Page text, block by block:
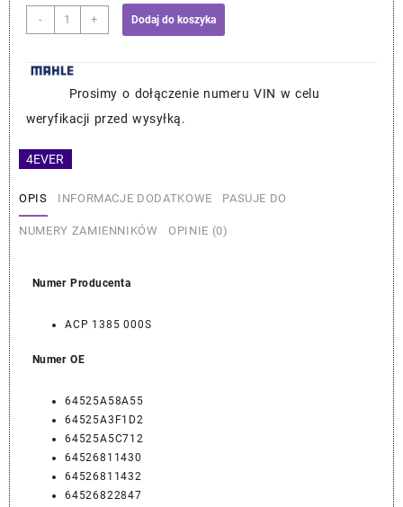
4EVER
-
ilość
BMW
Klimatyzacji
64525A58A55
+ Dodaj do koszyka
Prosimy o dołączenie numeru VIN w celu
weryfikacji przed wysyłką.
OPIS INFORMACJE DODATKOWE PASUJE DO
NUMERY ZAMIENNIKÓW OPINIE (0)
Numer Producenta
ACP 1385 000S
Numer OE
64525A58A55
64525A3F1D2
64525A5C712
64526811430
64526811432
64526822847